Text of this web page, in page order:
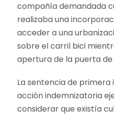
compañía demandada
realizaba una
acceder a una
sobre el carril bici
apertura de la puerta de
La sentencia de
acción indemnizatoria
considerar que existía